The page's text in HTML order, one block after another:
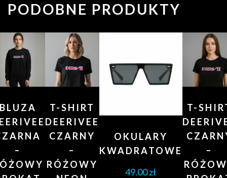
PODOBNE PRODUKTY
–
T-SHIRT
DEERIVEE
CZARNY
–
RÓŻOWY
OKULARY
KWADRATOWE
49.00zł
T-
–